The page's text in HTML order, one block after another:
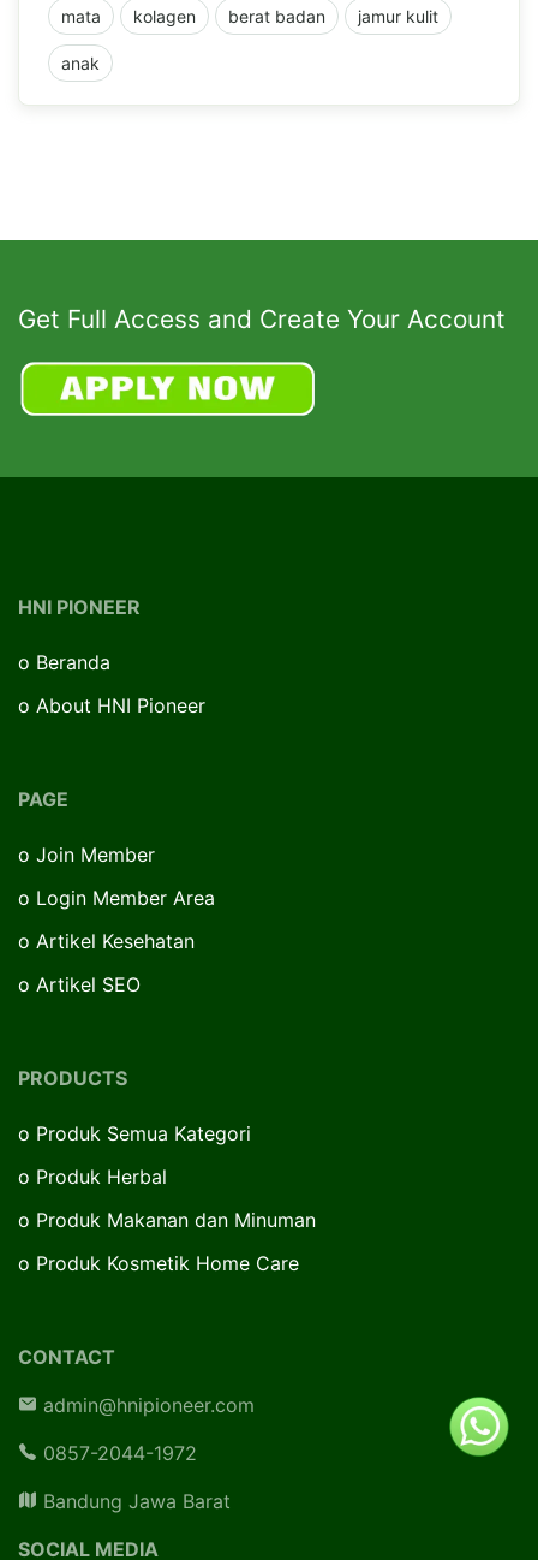
mata kolagen berat badan jamur kulit
anak
Get Full Access and Create Your Account
HNI PIONEER
o Beranda
o About HNI Pioneer
PAGE
o Join Member
o Login Member Area
o Artikel Kesehatan
o Artikel SEO
PRODUCTS
o Produk Semua Kategori
o Produk Herbal
o Produk Makanan dan Minuman
o Produk Kosmetik Home Care
CONTACT
admin@hnipioneer.com
0857-2044-1972
Bandung Jawa Barat
SOCIAL MEDIA